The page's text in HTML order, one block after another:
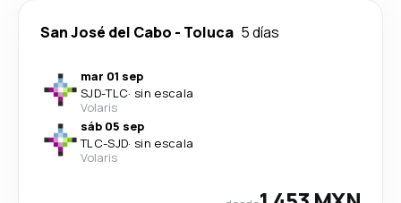
San José del Cabo - Toluca 5 días
mar 01 sep
SJD-TLC· sin escala
Volaris
sáb 05 sep
TLC-SJD· sin escala
Volaris